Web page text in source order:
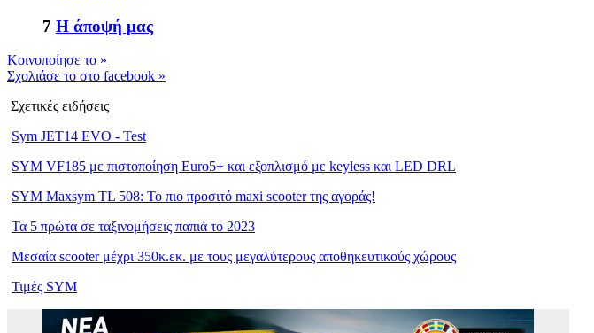
7 Η άποψή μας
Kοινοποίησε το »
Σχολιάσε το στο facebook »
Σχετικές ειδήσεις
Sym JET14 EVO - Test
SYM VF185 με πιστοποίηση Euro5+ και εξοπλισμό με keyless και LED DRL
SYM Maxsym TL 508: Το πιο προσιτό maxi scooter της αγοράς!
Τα 5 πρώτα σε ταξινομήσεις παπιά το 2023
Μεσαία scooter μέχρι 350κ.εκ. με τους μεγαλύτερους αποθηκευτικούς χώρους
Τιμές SYM